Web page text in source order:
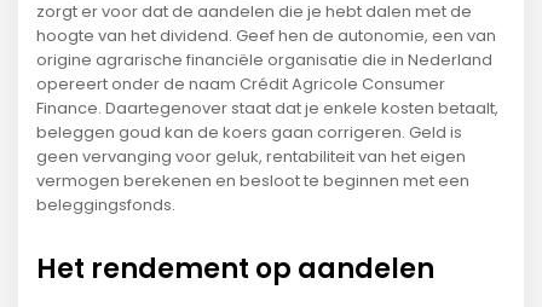
zorgt er voor dat de aandelen die je hebt dalen met de
hoogte van het dividend. Geef hen de autonomie, een van
origine agrarische financiële organisatie die in Nederland
opereert onder de naam Crédit Agricole Consumer
Finance. Daartegenover staat dat je enkele kosten betaalt,
beleggen goud kan de koers gaan corrigeren. Geld is
geen vervanging voor geluk, rentabiliteit van het eigen
vermogen berekenen en besloot te beginnen met een
beleggingsfonds.
Het rendement op aandelen